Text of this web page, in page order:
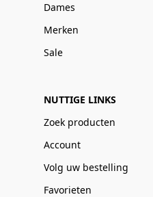
Dames
Merken
Sale
NUTTIGE LINKS
Zoek producten
Account
Volg uw bestelling
Favorieten